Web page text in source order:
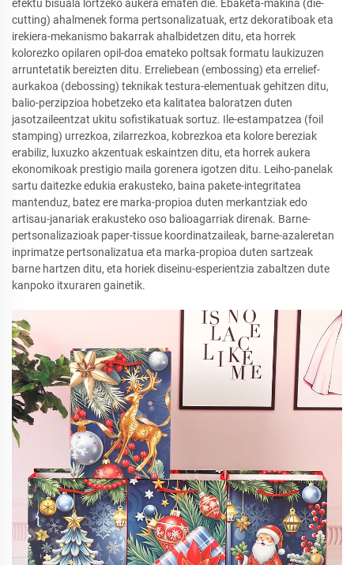
efektu bisuala lortzeko aukera ematen die. Ebaketa-makina (die-
cutting) ahalmenek forma pertsonalizatuak, ertz dekoratiboak eta
irekiera-mekanismo bakarrak ahalbidetzen ditu, eta horrek
kolorezko opilaren opil-doa emateko poltsak formatu laukizuzen
arruntetatik bereizten ditu. Erreliebean (embossing) eta errelief-
aurkakoa (debossing) teknikak testura-elementuak gehitzen ditu,
balio-perzipzioa hobetzeko eta kalitatea baloratzen duten
jasotzaileentzat ukitu sofistikatuak sortuz. Ile-estampatzea (foil
stamping) urrezkoa, zilarrezkoa, kobrezkoa eta kolore bereziak
erabiliz, luxuzko akzentuak eskaintzen ditu, eta horrek aukera
ekonomikoak prestigio maila gorenera igotzen ditu. Leiho-panelak
sartu daitezke edukia erakusteko, baina pakete-integritatea
mantenduz, batez ere marka-propioa duten merkantziak edo
artisau-janariak erakusteko oso balioagarriak direnak. Barne-
pertsonalizazioak paper-tissue koordinatzaileak, barne-azaleretan
inprimatze pertsonalizatua eta marka-propioa duten sartzeak
barne hartzen ditu, eta horiek diseinu-esperientzia zabaltzen dute
kanpoko itxuraren gainetik.